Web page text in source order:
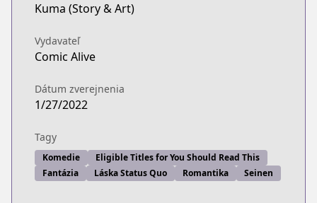
Kuma (Story & Art)
Vydavateľ
Comic Alive
Dátum zverejnenia
1/27/2022
Tagy
Komedie
Eligible Titles for You Should Read This
Fantázia
Láska Status Quo Romantika Seinen